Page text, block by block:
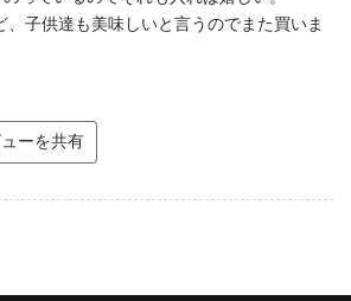
、子供達も美味しいと言うのでまた買いま
ーを共有